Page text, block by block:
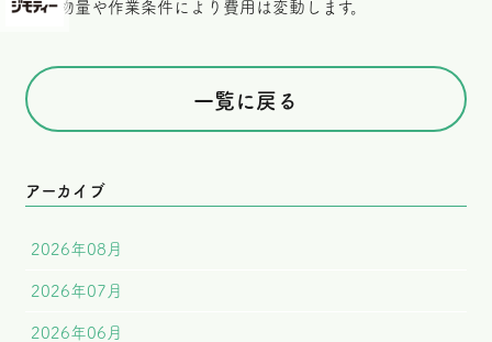
※荷物量や作業条件により費用は変動します。
一覧に戻る
アーカイブ
2026年08月
2026年07月
2026年06月